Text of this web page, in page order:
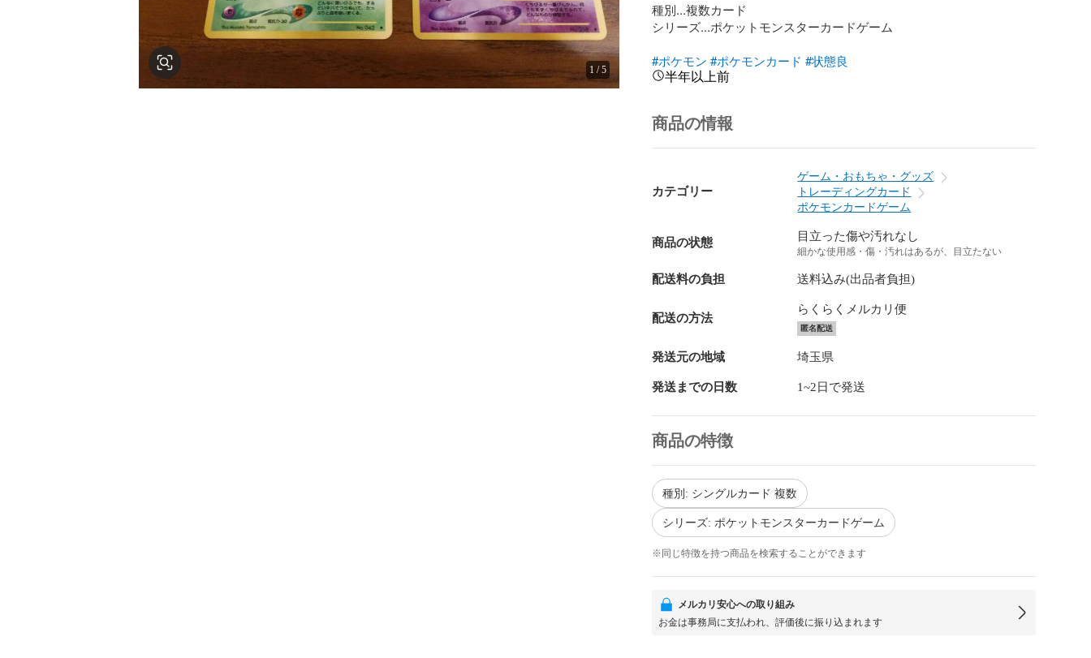
1/5
種別...複数カード
シリーズ...ポケットモンスターカードゲーム
#ポケモン #ポケモンカード #状態良
半年以上前
商品の情報
カテゴリー
ゲーム・おもちゃ・グッズ
トレーディングカード
ポケモンカードゲーム
商品の状態 目立った傷や汚れなし
細かな使用感・傷・汚れはあるが、目立たない
配送料の負担 送料込み(出品者負担)
配送の方法
らくらくメルカリ便
匿名配送
発送元の地域 埼玉県
発送までの日数 1~2日で発送
商品の特徴
種別: シングルカード 複数
シリーズ: ポケットモンスターカードゲーム
※同じ特徴を持つ商品を検索することができます
メルカリ安心への取り組み
お金は事務局に支払われ、評価後に振り込まれます